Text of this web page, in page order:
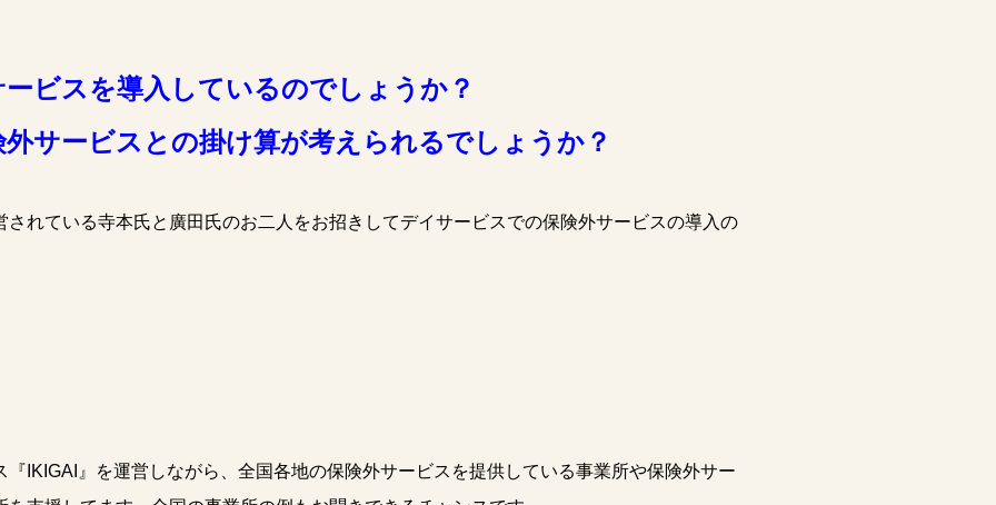
ビスを導入しているのでしょうか？
サービスとの掛け算が考えられるでしょうか？
れている寺本氏と廣田氏のお二人をお招きしてデイサービスでの保険外サービスの導入の
IKIGAI』を運営しながら、全国各地の保険外サービスを提供している事業所や保険外サー